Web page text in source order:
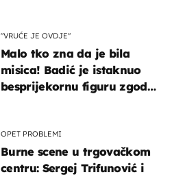
"VRUĆE JE OVDJE"
Malo tko zna da je bila
misica! Badić je istaknuo
besprijekornu figuru zgodne
OPET PROBLEMI
Burne scene u trgovačkom
centru: Sergej Trifunović i